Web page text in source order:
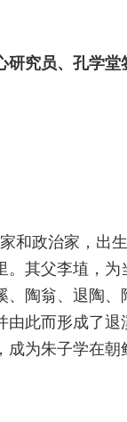
究员、孔学堂
和政治家，出
其父李埴，
陶翁、退陶、
此而形成了退
为朱子学在